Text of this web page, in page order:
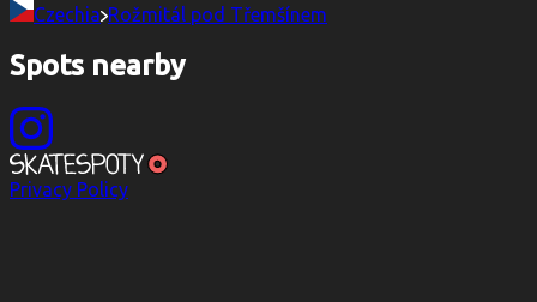
Czechia Rožmitál pod Třemšínem
Spots nearby
Privacy Policy